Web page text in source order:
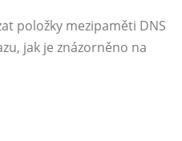
položky mezipaměti DNS
jak je znázorněno na